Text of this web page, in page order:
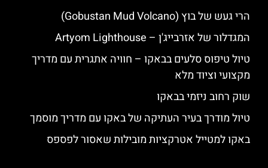
הרי געש של בוץ (Gobustan Mud Volcano)
המגדלור של אזרבייג'ן – Artyom Lighthouse
טיול טיפוס סלעים בבאקו – חוויה אתגרית עם מדריך
מקצועי וציוד מלא
שוק רחוב ניזמי בבאקו
טיול מודרך בעיר העתיקה של באקו עם מדריך מוסמך
באקו למטייל אטרקציות מובילות שאסור לפספס